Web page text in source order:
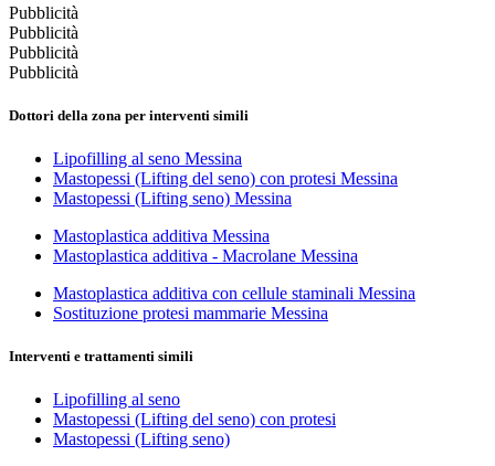
Pubblicità
Pubblicità
Pubblicità
Pubblicità
Dottori della zona per interventi simili
Lipofilling al seno Messina
Mastopessi (Lifting del seno) con protesi Messina
Mastopessi (Lifting seno) Messina
Mastoplastica additiva Messina
Mastoplastica additiva - Macrolane Messina
Mastoplastica additiva con cellule staminali Messina
Sostituzione protesi mammarie Messina
Interventi e trattamenti simili
Lipofilling al seno
Mastopessi (Lifting del seno) con protesi
Mastopessi (Lifting seno)